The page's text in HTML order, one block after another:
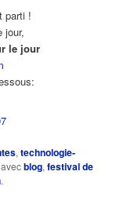
parti !
jour,
le jour
,technologie-
avecblog,festival de
.